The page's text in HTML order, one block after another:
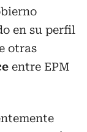
en su perfil
otras
entre EPM